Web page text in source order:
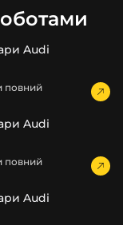
скло фари під
впливів під
вигляд
скла фари,
та
ремонт скла,
світла,
фари, наші
Audi
повний
Audi
повний
Audi